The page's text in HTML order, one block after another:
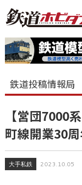
鉄道投稿情報局
【営団7000
町線開業30
大手私鉄 2023.10.05